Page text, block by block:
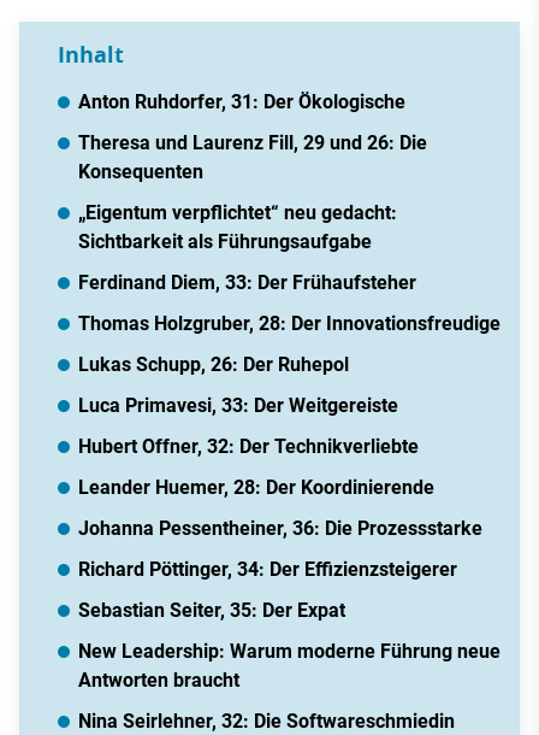
Inhalt
Anton Ruhdorfer, 31: Der Ökologische
Theresa und Laurenz Fill, 29 und 26: Die
Konsequenten
„Eigentum verpflichtet“ neu gedacht:
Sichtbarkeit als Führungsaufgabe
Ferdinand Diem, 33: Der Frühaufsteher
Thomas Holzgruber, 28: Der Innovationsfreudige
Lukas Schupp, 26: Der Ruhepol
Luca Primavesi, 33: Der Weitgereiste
Hubert Offner, 32: Der Technikverliebte
Leander Huemer, 28: Der Koordinierende
Johanna Pessentheiner, 36: Die Prozessstarke
Richard Pöttinger, 34: Der Effizienzsteigerer
Sebastian Seiter, 35: Der Expat
New Leadership: Warum moderne Führung neue
Antworten braucht
Nina Seirlehner, 32: Die Softwareschmiedin